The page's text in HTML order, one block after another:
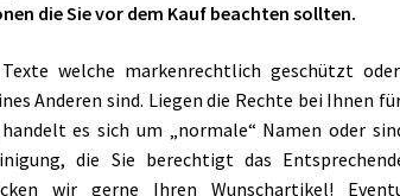
die Sie vor dem Kauf beachten sollten.
welche markenrechtlich geschützt
Anderen sind. Liegen die Rechte bei Ihnen
es sich um „normale“ Namen oder
die Sie berechtigt das
wir gerne Ihren Wunschartikel!